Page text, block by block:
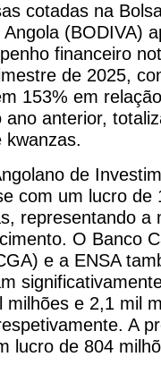
cotadas na
Angola (BODIVA)
financeiro
de 2025,
153% em
ano anterior,
kwanzas.
de
com um lucro de
representando a
O Banco
e a ENSA
milhões e 2,1 mil
A
lucro de 804